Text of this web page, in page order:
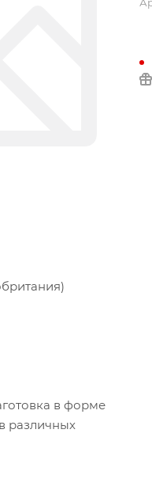
в форме
различных